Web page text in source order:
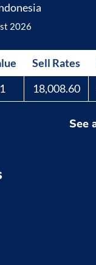
2026
Sell Rates
1 18,008.60
See